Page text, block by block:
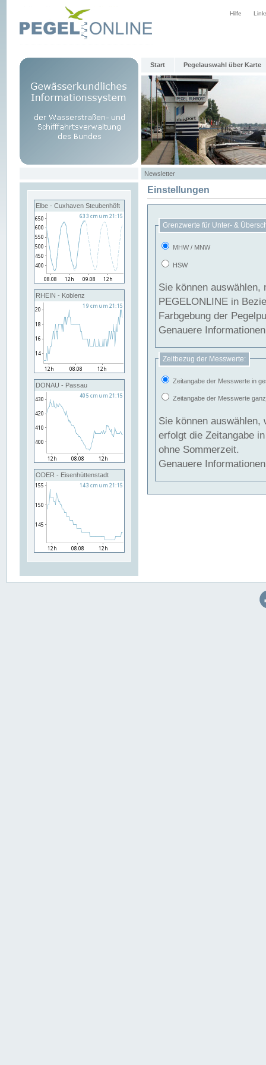
Hilfe
Start Pegelauswahl über Karte
Newsletter
Elbe - Cuxhaven Steubenhöft
RHEIN - Koblenz
DONAU - Passau
ODER - Eisenhüttenstadt
Einstellungen
Grenzwerte für Unter- &
MHW / MNW
HSW
Sie können
PEGELONLINE in Beziehung
Farbgebung der
Genauere
Zeitbezug der Messwerte:
Zeitangabe der Messwerte in
Zeitangabe der Messwerte
Sie können auswählen,
erfolgt die Zeitangabe
ohne Sommerzeit.
Genauere